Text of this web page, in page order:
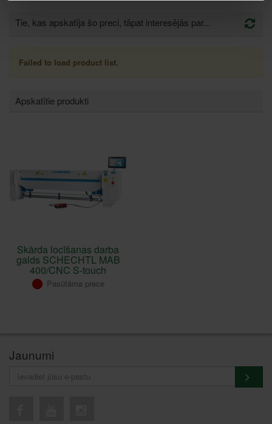
Tie, kas apskatīja šo preci, tāpat interesējās par...
Failed to load product list.
Apskatītie produkti
Skārda locīšanas darba
galds SCHECHTL MAB
400/CNC S-touch
Pasūtāma prece
Jaunumi